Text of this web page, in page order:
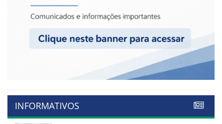
INFORMATIVOS